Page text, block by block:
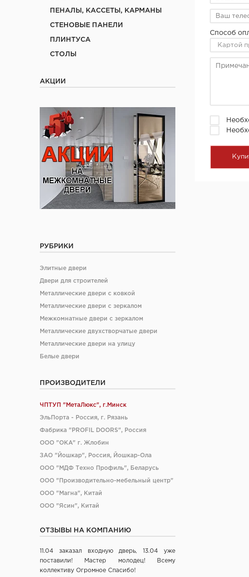
ПЕНАЛЫ, КАССЕТЫ, КАРМАНЫ
СТЕНОВЫЕ ПАНЕЛИ
ПЛИНТУСА
СТОЛЫ
АКЦИИ
РУБРИКИ
Элитные двери
Двери для строителей
Металлические двери с ковкой
Металлические двери с зеркалом
Межкомнатные двери с зеркалом
Металлические двухстворчатые двери
Металлические двери на улицу
Белые двери
ПРОИЗВОДИТЕЛИ
ЧПТУП "МетаЛюкс", г.Минск
ЭльПорта - Россия, г. Рязань
Фабрика "PROFIL DOORS", Россия
ООО "ОКА" г. Жлобин
ЗАО "Йошкар", Россия, Йошкар-Ола
ООО "МДФ Техно Профиль", Беларусь
ООО "Производительно-мебельный центр"
ООО "Магна", Китай
ООО "Ясин", Китай
ООО "Промет", г. Москва
Verda ЗАО "ПО Одинцово", г. Москва
ОТЗЫВЫ НА КОМПАНИЮ
11.04 заказал входную дверь, 13.04 уже
поставили! Мастер молодец! Всему
коллективу Огромное Спасибо!
Способ